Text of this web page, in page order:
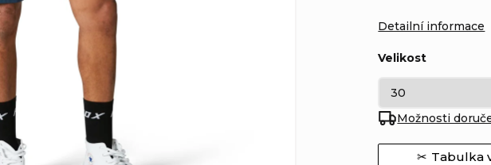
Velikost
Možnosti
Tabulka
Detailní informace